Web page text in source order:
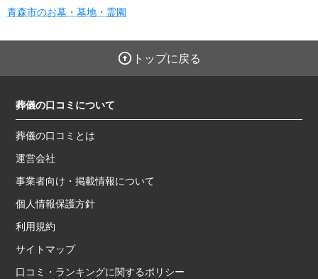
青森市のお墓・墓地・霊園
トップに戻る
葬儀の口コミについて
葬儀の口コミとは
運営会社
事業者向け・掲載情報について
個人情報保護方針
利用規約
サイトマップ
口コミ・ランキングに関するポリシー